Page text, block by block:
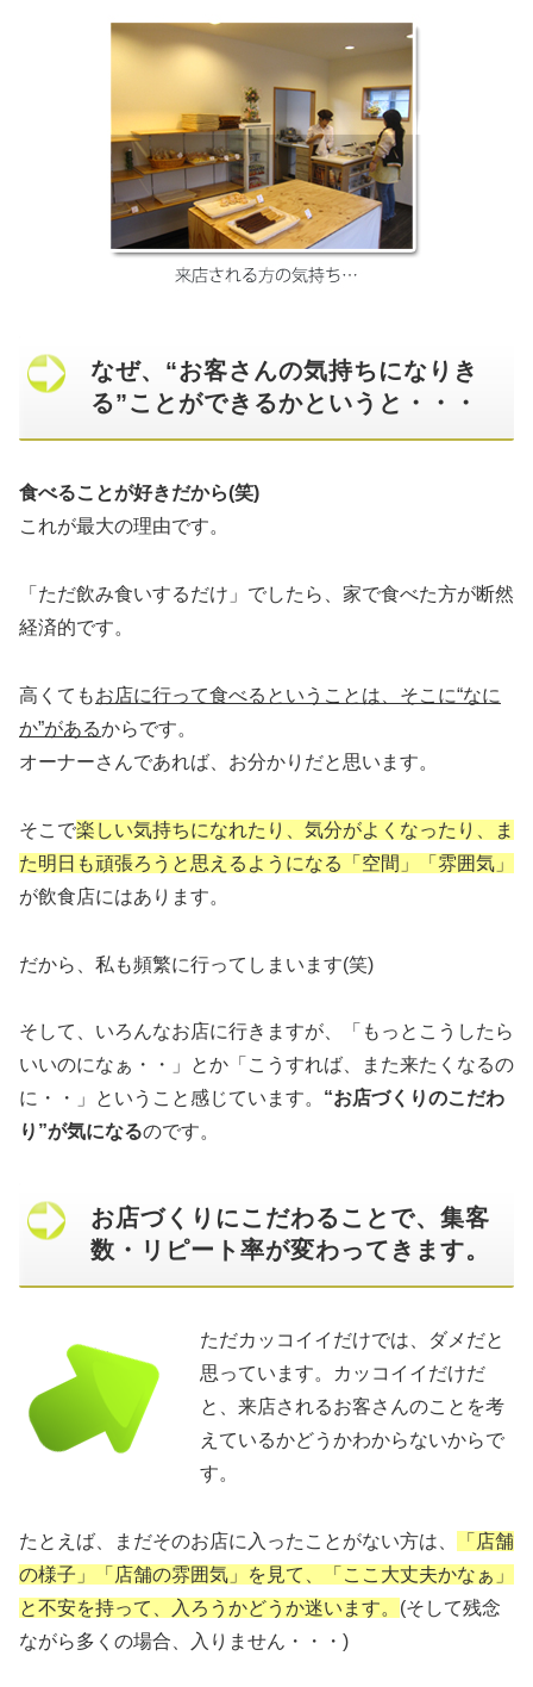
なぜ、“お客さんの気持ちになりき
る”ことができるかというと・・・
食べることが好きだから(笑)
これが最大の理由です。
「ただ飲み食いするだけ」でしたら、家で食べた方が断然
経済的です。
高くてもお店に行って食べるということは、そこに“なに
か”があるからです。
オーナーさんであれば、お分かりだと思います。
そこで楽しい気持ちになれたり、気分がよくなったり、ま
た明日も頑張ろうと思えるようになる「空間」「雰囲気」
が飲食店にはあります。
だから、私も頻繁に行ってしまいます(笑)
そして、いろんなお店に行きますが、「もっとこうしたら
いいのになぁ・・」とか「こうすれば、また来たくなるの
に・・」ということ感じています。 “お店づくりのこだわ
り”が気になるのです。
お店づくりにこだわることで、集客
数・リピート率が変わってきます。
ただカッコイイだけでは、ダメだと
思っています。カッコイイだけだ
と、来店されるお客さんのことを考
えているかどうかわからないからで
す。
たとえば、まだそのお店に入ったことがない方は、
「店舗
の様子」「店舗の雰囲気」を見て、「ここ大丈夫かなぁ」
と不安を持って、入ろうかどうか迷います。 (そして残念
ながら多くの場合、入りません・・・)